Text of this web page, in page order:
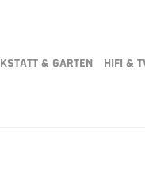
& GARTEN HIFI &